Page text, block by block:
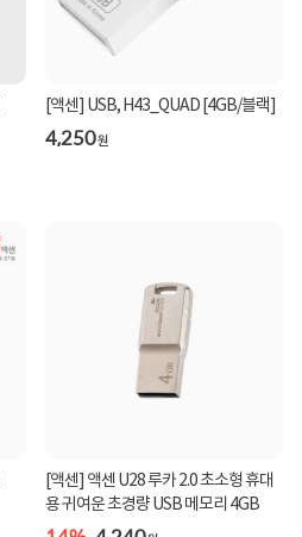
[액센] USB, H43_QUAD [4GB/블랙]
4,250원
[액센] 액센 U28 루카 2.0 초소형 휴대
용 귀여운 초경량 USB 메모리 4GB